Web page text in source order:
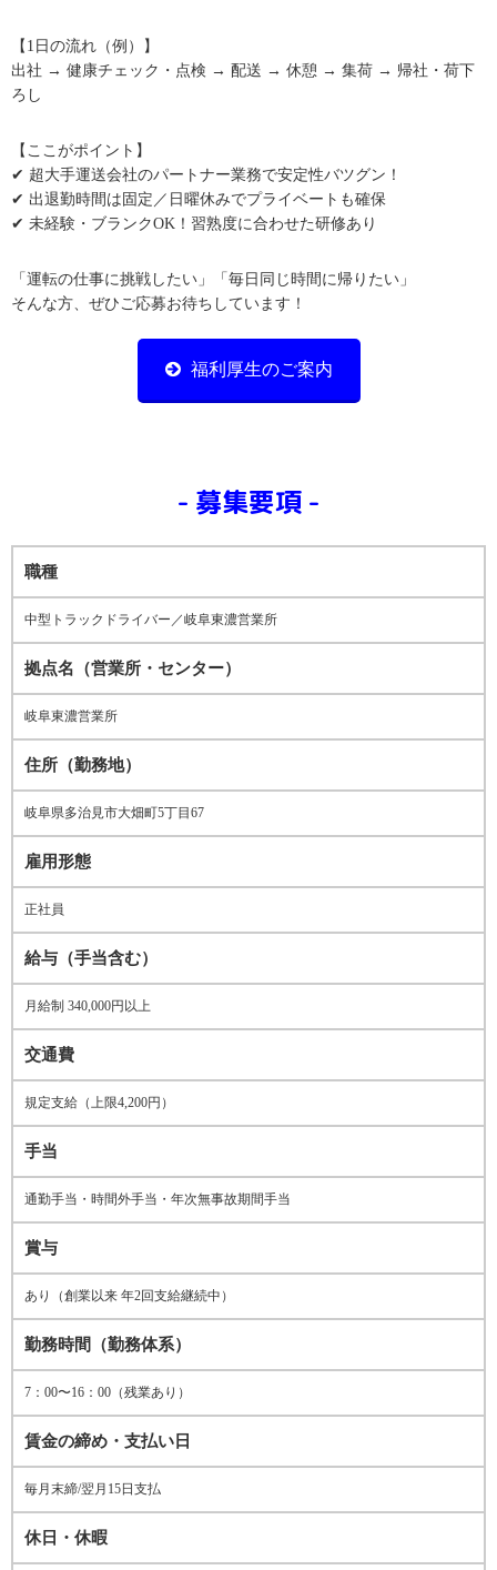
【1日の流れ（例）】
出社 → 健康チェック・点検 → 配送 → 休憩 → 集荷 → 帰社・荷下
ろし
【ここがポイント】
✔ 超大手運送会社のパートナー業務で安定性バツグン！
✔ 出退勤時間は固定／日曜休みでプライベートも確保
✔ 未経験・ブランクOK！習熟度に合わせた研修あり
「運転の仕事に挑戦したい」「毎日同じ時間に帰りたい」
そんな方、ぜひご応募お待ちしています！
福利厚生のご案内
募集要項
職種
中型トラックドライバー／岐阜東濃営業所
拠点名（営業所・センター）
岐阜東濃営業所
住所（勤務地）
岐阜県多治見市大畑町5丁目67
雇用形態
正社員
給与（手当含む）
月給制 340,000円以上
交通費
規定支給（上限4,200円）
手当
通勤手当・時間外手当・年次無事故期間手当
賞与
あり（創業以来 年2回支給継続中）
勤務時間（勤務体系）
7：00〜16：00（残業あり）
賃金の締め・支払い日
毎月末締/翌月15日支払
休日・休暇